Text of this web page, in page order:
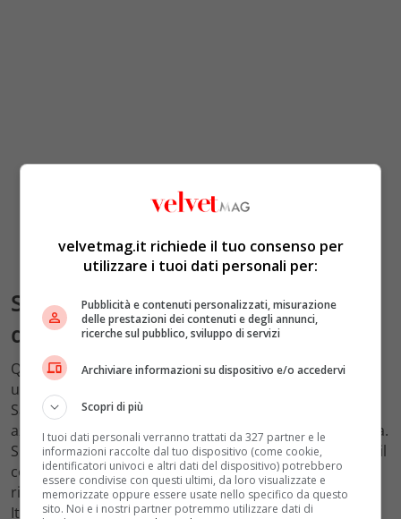
Salvatore Ferragamo, in mostra il
design e l’artigianato italiano
Quindi il progetto odierno rappresenta la sintesi di
un’indagine a ritroso non solo sull’operato e la vita di
Salvatore Ferragamo ma anche sul ruolo del museo
aziendale e sulla pratica curatoriale che lo accompagna.
Si avvale di nuovi snodi che da un lato mettono in luce il
contributo di Ferragamo alla
rinascita dell’artigianato e alla definizione del Made in
Italy nel dopoguerra, dall’altro evidenziano come il
velvetmag.it richiede il tuo consenso per
utilizzare i tuoi dati personali per:
Pubblicità e contenuti personalizzati, misurazione
delle prestazioni dei contenuti e degli annunci,
ricerche sul pubblico, sviluppo di servizi
Archiviare informazioni su dispositivo e/o accedervi
Scopri di più
I tuoi dati personali verranno trattati da 327 partner e le
informazioni raccolte dal tuo dispositivo (come cookie,
identificatori univoci e altri dati del dispositivo) potrebbero
essere condivise con questi ultimi, da loro visualizzate e
memorizzate oppure essere usate nello specifico da questo
sito. Noi e i nostri partner potremmo utilizzare dati di